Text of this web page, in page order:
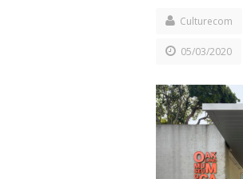
Culturecom
05/03/2020